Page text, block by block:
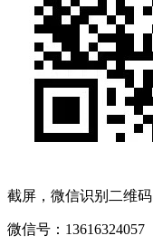
截屏，微信识别二维码
微信号： 13616324057